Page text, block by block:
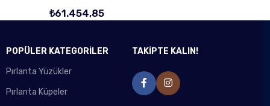
₺61.454,85
POPÜLER KATEGORİLER
Pırlanta Yüzükler
Pırlanta Küpeler
TAKİPTE KALIN!